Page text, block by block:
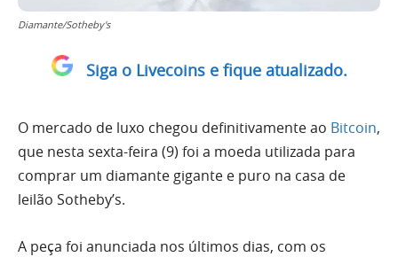
Diamante/Sotheby's
Siga o Livecoins e fique atualizado.
O mercado de luxo chegou definitivamente ao Bitcoin,
que nesta sexta-feira (9) foi a moeda utilizada para
comprar um diamante gigante e puro na casa de
leilão Sotheby’s.
A peça foi anunciada nos últimos dias, com os